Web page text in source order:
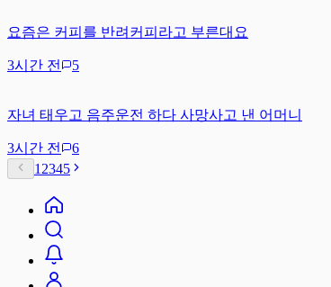
요즘은 커피를 반려커피라고 부른대요
3시간 전 5
자녀 태우고 음주운전 하다 사망사고 낸 어머니
3시간 전
6
1 2345